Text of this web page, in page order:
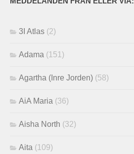
3I Atlas (2)
Adama (151)
Agartha (Inre Jorden) (58)
AiA Maria (36)
Aisha North (32)
Aita (109)